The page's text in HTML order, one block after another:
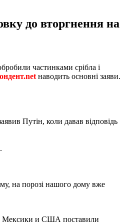
до вторгнення на
частинками срібла і
наводить основні заяви.
Путін, коли давав відповідь
на порозі нашого дому вже
Мексики и США поставили